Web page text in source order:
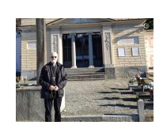
provvisoria»
La Pro
La Regione
carnevale
Pro Loco